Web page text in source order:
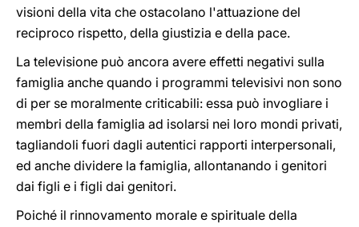
visioni della vita che ostacolano l'attuazione del
reciproco rispetto, della giustizia e della pace.
La televisione può ancora avere effetti negativi sulla
famiglia anche quando i programmi televisivi non sono
di per se moralmente criticabili: essa può invogliare i
membri della famiglia ad isolarsi nei loro mondi privati,
tagliandoli fuori dagli autentici rapporti interpersonali,
ed anche dividere la famiglia, allontanando i genitori
dai figli e i figli dai genitori.
Poiché il rinnovamento morale e spirituale della